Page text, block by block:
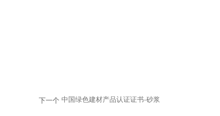
下一个 中国绿色建材产品认证证书-砂浆